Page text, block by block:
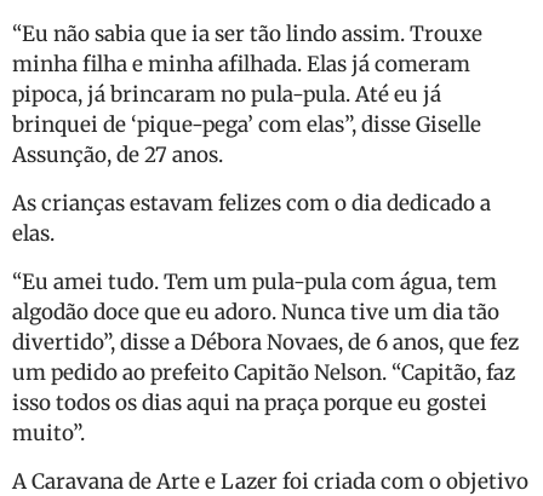
“Eu não sabia que ia ser tão lindo assim. Trouxe
minha filha e minha afilhada. Elas já comeram
pipoca, já brincaram no pula-pula. Até eu já
brinquei de ‘pique-pega’ com elas”, disse Giselle
Assunção, de 27 anos.
As crianças estavam felizes com o dia dedicado a
elas.
“Eu amei tudo. Tem um pula-pula com água, tem
algodão doce que eu adoro. Nunca tive um dia tão
divertido”, disse a Débora Novaes, de 6 anos, que fez
um pedido ao prefeito Capitão Nelson. “Capitão, faz
isso todos os dias aqui na praça porque eu gostei
muito”.
A Caravana de Arte e Lazer foi criada com o objetivo